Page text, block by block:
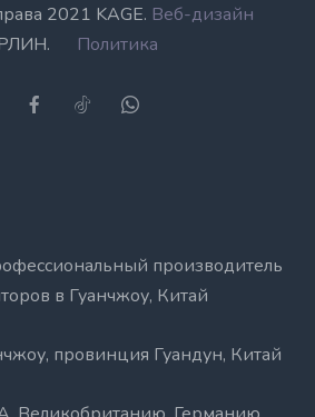
2021 KAGE. Веб-дизайн
Политика
производитель
в Гуанчжоу, Китай
провинция Гуандун, Китай